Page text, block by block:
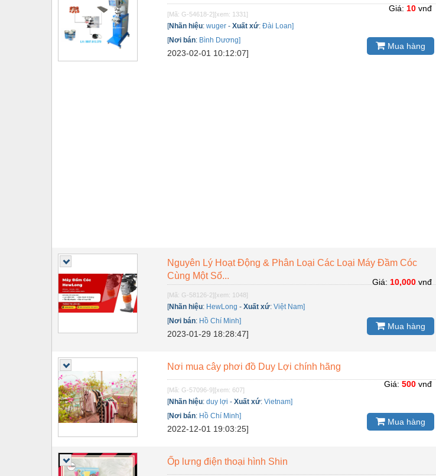
Vật liệu mài mòn
Vật liệu xây dựng
Vòng bi - Bạc đạn
[Mã: G-54618-2][xem: 1331]
[Nhãn hiệu:wuger -Xuất xứ:Đài Loan]
[Nơi bán: Bình Dương]
2023-02-01 10:12:07]
Giá: 10vnđ
Mua hàng
Nguyên Lý Hoạt Động & Phân Loại Các Loại Máy Đầm Cóc
Cùng Một Số...
[Mã: G-58126-2][xem: 1048]
[Nhãn hiệu: HewLong -Xuất xứ:Việt Nam]
[Nơi bán: Hồ Chí Minh]
2023-01-29 18:28:47]
Giá: 10,000vnđ
Mua hàng
Nơi mua cây phơi đồ Duy Lợi chính hãng
[Mã: G-57096-9][xem: 607]
[Nhãn hiệu:duy lợi -Xuất xứ:Vietnam]
[Nơi bán: Hồ Chí Minh]
2022-12-01 19:03:25]
Giá: 500vnđ
Mua hàng
Ốp lưng điện thoại hình Shin